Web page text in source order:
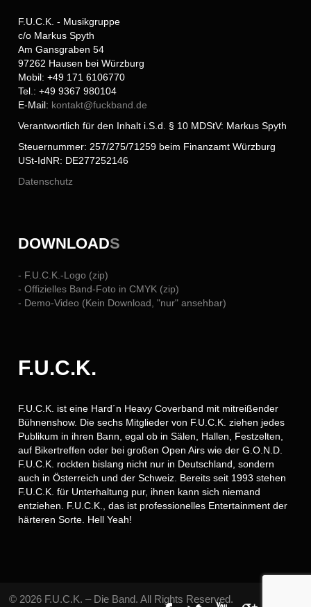
F.U.C.K. - Musikgruppe
c/o Markus Spyth
Am Gansgraben 54
97262 Hausen bei Würzburg
Mobil: +49 171 6106770
Tel.: +49 9367 980104
E-Mail: kontakt@fuckband.de
Verantwortlich für den Inhalt i.S.d. § 10 MDStV: Markus Spyth
Steuernummer: 257/275/71259 beim Finanzamt Würzburg
USt-IdNR: DE277252146
Datenschutz
DOWNLOADS
- F.U.C.K.-Logo (zip)
- Offizielles Band-Foto in CMYK (zip)
- Demo-Video (Kein Download, "nur" ansehbar)
F.U.C.K.
F.U.C.K. ist eine Hard´n Heavy Coverband mit mitreißender
Bühnenshow. Die sechs Mitglieder von F.U.C.K. ziehen jedes
Publikum in ihren Bann, egal ob in Sälen, Hallen, Festzelten,
auf Bikertreffen oder bei großen Open Airs wie der G.O.N.D.
F.U.C.K. rockten bislang nicht nur in Deutschland, sondern
auch in Österreich und der Schweiz. Bereits seit 1993 stehen
F.U.C.K. für Unterhaltung pur, ihnen kann sich niemand
entziehen. F.U.C.K., das ist professionelles Entertainment der
härteren Sorte. Hell Yeah!
© 2026 F.U.C.K. – Die Band. All Rights Reserved.